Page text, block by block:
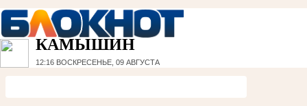
КАМЫШИН
12:16 ВОСКРЕСЕНЬЕ, 09 АВГУСТА